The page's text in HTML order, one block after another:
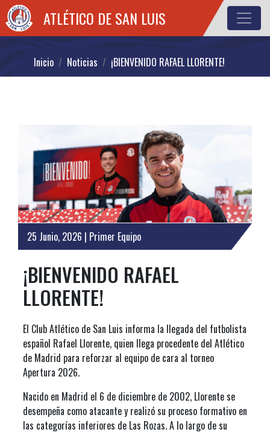
ATLÉTICO DE SAN LUIS
Inicio Noticias ¡BIENVENIDO RAFAEL LLORENTE!
25 Junio, 2026 | Primer Equipo
¡BIENVENIDO RAFAEL
LLORENTE!
El Club Atlético de San Luis informa la llegada del futbolista
español Rafael Llorente, quien llega procedente del Atlético
de Madrid para reforzar al equipo de cara al torneo
Apertura 2026.
Nacido en Madrid el 6 de diciembre de 2002, Llorente se
desempeña como atacante y realizó su proceso formativo en
las categorías inferiores de Las Rozas. A lo largo de su